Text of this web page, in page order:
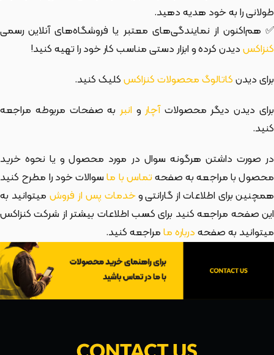
طولانی را به خود هدیه دهید.
✅ هم‌اکنون از نمایندگی‌های معتبر یا فروشگاه‌های آنلاین رسمی
کنزاکسدیدن کرده و ابزار دستی مناسب کار خود را تهیه کنید!
برای دیدنکاتالوگ محصولات کنزاکسکلیک کنید.
برای دیدن دیگر محصولاتآچار و انبربه صفحات مربوطه مراجعه
کنید.
در صورت داشتن هرگونه سوال در مورد محصول و یا نحوه خرید
محصول با مراجعه به صفحهتماس با ماسوالات خود را مطرح کنید
همچنین برای اطلاعات از گارانتی وخدمات پس از فروش میتوانید به
این صفحه مراجعه کنید برای کسب اطلاعات بیشتر از شرکت کنزاکس
میتوانید به صفحهدرباره مامراجعه کنید.